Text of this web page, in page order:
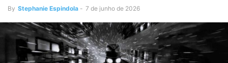
By Stephanie Espindola - 7 de junho de 2026